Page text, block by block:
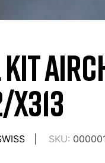
X313
SKU: